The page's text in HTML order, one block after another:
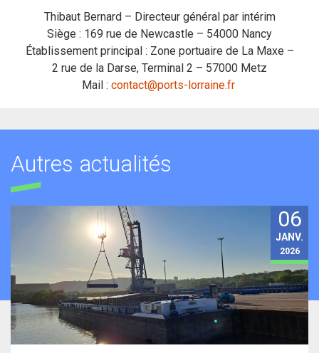
Thibaut Bernard – Directeur général par intérim
Siège : 169 rue de Newcastle – 54000 Nancy
Établissement principal : Zone portuaire de La Maxe –
2 rue de la Darse, Terminal 2 – 57000 Metz
Mail : contact@ports-lorraine.fr
Autres actualités
06
JANV.
2026